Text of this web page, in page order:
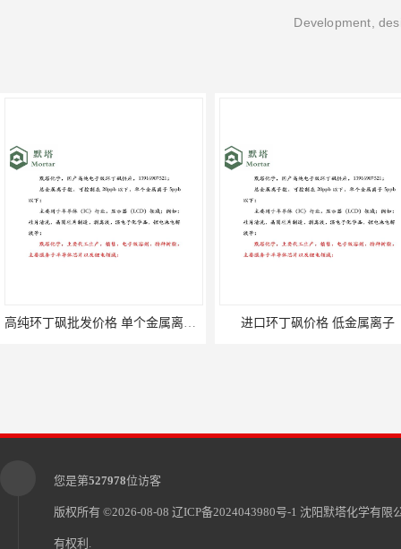
Development,
高纯环丁砜批发价格 单个金属离子＜5ppb 进口环丁砜价格 低金属离子
您是第527978位访客
版权所有 ©2026-08-08 辽ICP备2024043980号-1 沈阳默塔化学有限
有权利.